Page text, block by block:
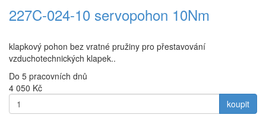
227C-024-10 servopohon 10Nm
klapkový pohon bez vratné pružiny pro přestavování
vzduchotechnických klapek..
Do 5 pracovních dnů
4 050 Kč
koupit